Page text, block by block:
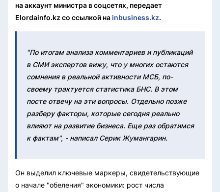
на аккаунт министра в соцсетях, передает
Elordainfo.kz со ссылкой наinbusiness.kz.
"По итогам анализа комментариев и публикаций
в СМИ экспертов вижу, что у многих остаются
сомнения в реальной активности МСБ, по-
своему трактуется статистика БНС. В этом
посте отвечу на эти вопросы. Отдельно позже
разберу факторы, которые сегодня реально
влияют на развитие бизнеса. Еще раз обратимся
к фактам", - написал Серик Жумангарин.
Он выделил ключевые маркеры, свидетельствующие
о начале "обеления" экономики: рост числа